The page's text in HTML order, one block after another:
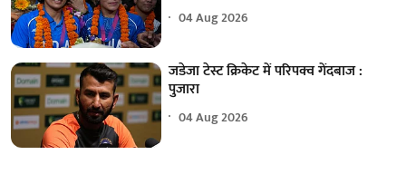
04 Aug 2026
जडेजा टेस्ट क्रिकेट में परिपक्व गेंदबाज :
पुजारा
04 Aug 2026